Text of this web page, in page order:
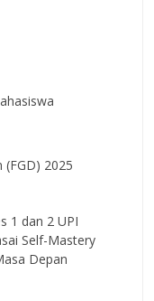
(FGD) 2025
1 dan 2 UPI
Self-Mastery
Depan